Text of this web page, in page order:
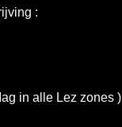
:
in alle Lez zones )